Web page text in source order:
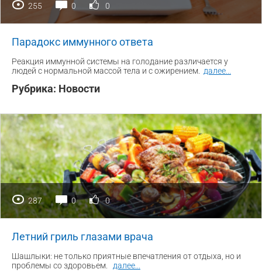
255 0 0
Парадокс иммунного ответа
Реакция иммунной системы на голодание различается у
людей с нормальной массой тела и с ожирением.
далее
Рубрика: Новости
287 0 0
Летний гриль глазами врача
Шашлыки: не только приятные впечатления от отдыха, но и
проблемы со здоровьем.
далее